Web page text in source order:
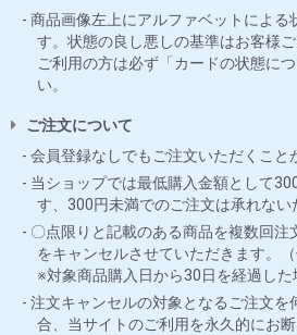
商品画像左上にアルファベットによる
す。状態の良し悪しの基準はお客様
ご利用の方は必ず「カードの状態に
い。
ご注文について
会員登録なしでもご注文いただくこと
当ショップでは最低購入金額として
す、300円未満でのご注文は承れない
〇点限りと記載のある商品を複数回注
をキャンセルさせていただきます。
※対象商品購入日から30日を経過した
注文キャンセルの対象となるご注文を
合、当サイトのご利用を永久的にお